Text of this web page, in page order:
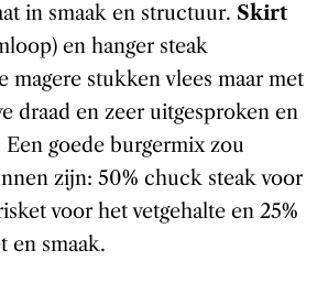
in smaak en structuur. Skirt
en hanger steak
magere stukken vlees maar met
draad en zeer uitgesproken en
Een goede burgermix zou
zijn: 50% chuck steak voor
voor het vetgehalte en 25%
en smaak.